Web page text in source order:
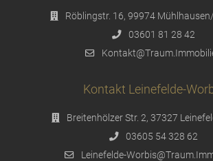
Röblingstr. 16, 99974
03601 81 28 42
Kontakt Leinefelde-
Breitenhölzer Str. 2, 37327
03605 54 328 62
Leinefelde-